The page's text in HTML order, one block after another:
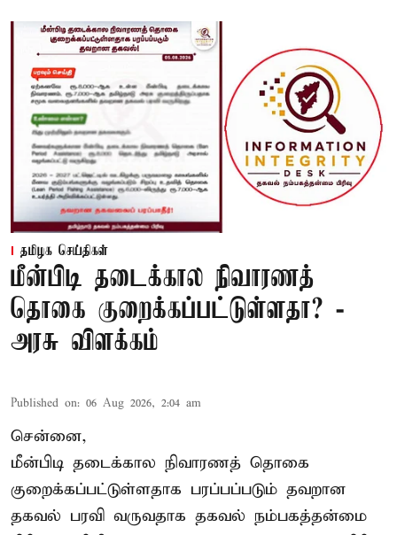
தமிழக செய்திகள்
மீன்பிடி தடைக்கால நிவாரணத்
தொகை குறைக்கப்பட்டுள்ளதா? -
அரசு விளக்கம்
Published on: 06 Aug 2026, 2:04 am
சென்னை,
மீன்பிடி தடைக்கால நிவாரணத் தொகை
குறைக்கப்பட்டுள்ளதாக பரப்பப்படும் தவறான
தகவல் பரவி வருவதாக தகவல் நம்பகத்தன்மை